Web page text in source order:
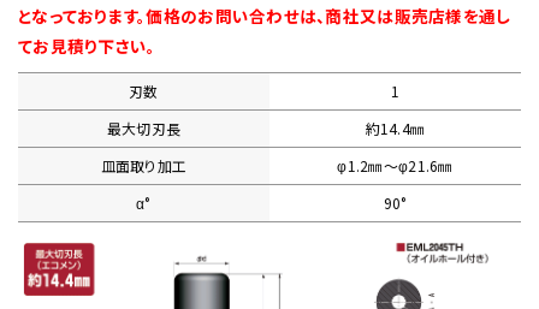
生産終了品
となっております。価格のお問い合わせは、商社又は販売店様を通し
てお見積り下さい。
刃数
1
最大切刃長
約14.4㎜
皿面取り加工
φ1.2㎜〜φ21.6㎜
α°
90°